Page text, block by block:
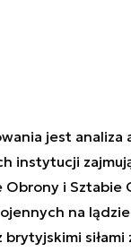
jest analiza
instytucji
i Sztabie
na
brytyjskimi